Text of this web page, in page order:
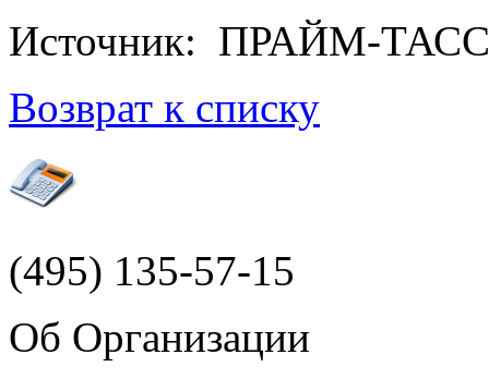
Источник: ПРАЙМ-ТАСС
Возврат к списку
(495) 135-57-15
Об Организации